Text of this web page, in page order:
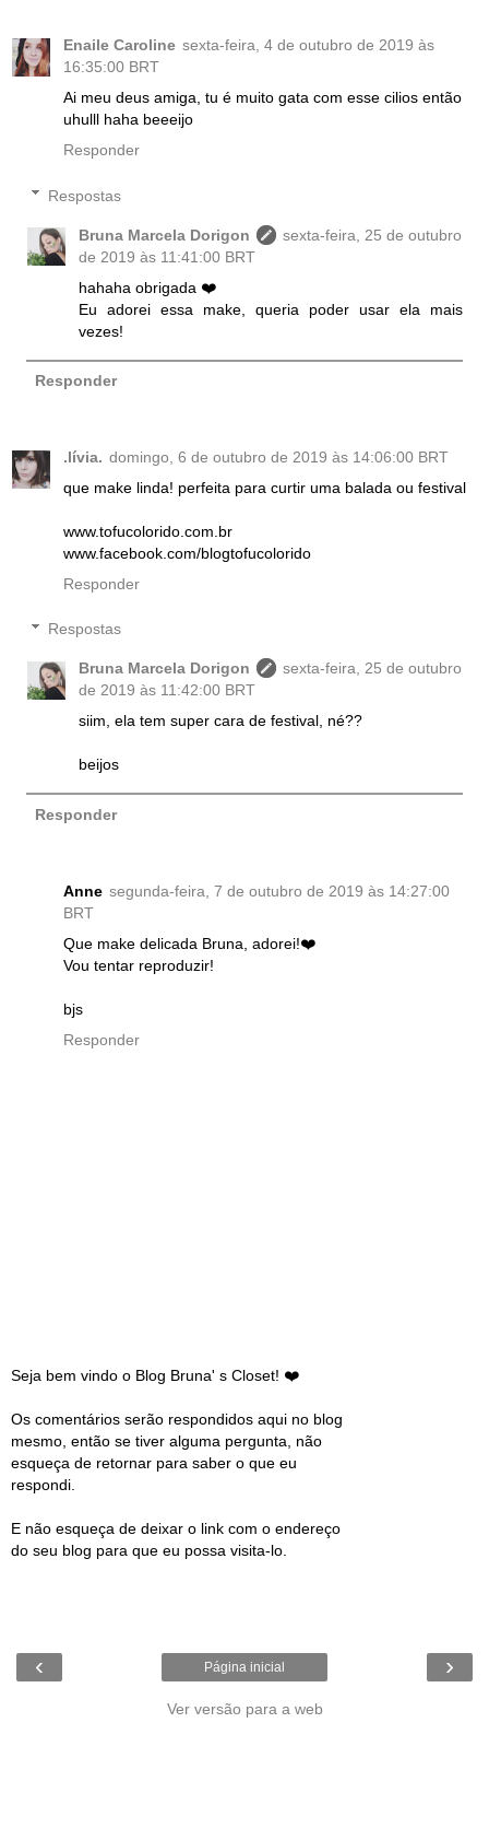
Enaile Caroline sexta-feira, 4 de outubro de 2019 às
16:35:00 BRT
Ai meu deus amiga, tu é muito gata com esse cilios então
uhulll haha beeeijo
Responder
Respostas
Bruna Marcela Dorigon
sexta-feira, 25 de outubro
de 2019 às 11:41:00 BRT
hahaha obrigada ❤️
Eu adorei essa make, queria poder usar ela mais
vezes!
Responder
.lívia. domingo, 6 de outubro de 2019 às 14:06:00 BRT
que make linda! perfeita para curtir uma balada ou festival
www.tofucolorido.com.br
www.facebook.com/blogtofucolorido
Responder
Respostas
Bruna Marcela Dorigon
sexta-feira, 25 de outubro
de 2019 às 11:42:00 BRT
siim, ela tem super cara de festival, né??
beijos
Responder
Anne segunda-feira, 7 de outubro de 2019 às 14:27:00
BRT
Que make delicada Bruna, adorei!❤️
Vou tentar reproduzir!
bjs
Responder
Seja bem vindo o Blog Bruna' s Closet! ❤️
Os comentários serão respondidos aqui no blog
mesmo, então se tiver alguma pergunta, não
esqueça de retornar para saber o que eu
respondi.
E não esqueça de deixar o link com o endereço
do seu blog para que eu possa visita-lo.
‹ ›
Página inicial
Ver versão para a web